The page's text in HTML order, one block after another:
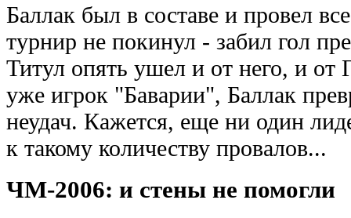
Баллак был в составе и провел
турнир не покинул - забил гол
Титул опять ушел и от него, и
уже игрок "Баварии", Баллак
неудач. Кажется, еще ни один
к такому количеству провалов...
ЧМ-2006: и стены не помогли